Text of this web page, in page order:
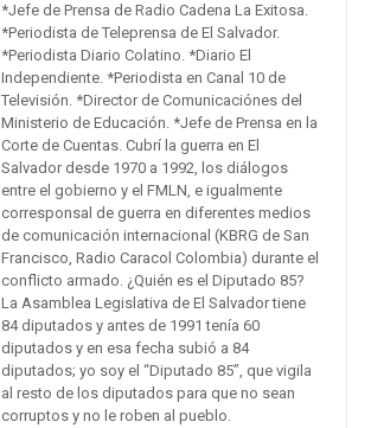
*Jefe de Prensa de Radio Cadena La Exitosa.
*Periodista de Teleprensa de El Salvador.
*Periodista Diario Colatino. *Diario El
Independiente. *Periodista en Canal 10 de
Televisión. *Director de Comunicaciónes del
Ministerio de Educación. *Jefe de Prensa en la
Corte de Cuentas. Cubrí la guerra en El
Salvador desde 1970 a 1992, los diálogos
entre el gobierno y el FMLN, e igualmente
corresponsal de guerra en diferentes medios
de comunicación internacional (KBRG de San
Francisco, Radio Caracol Colombia) durante el
conflicto armado. ¿Quién es el Diputado 85?
La Asamblea Legislativa de El Salvador tiene
84 diputados y antes de 1991 tenía 60
diputados y en esa fecha subió a 84
diputados; yo soy el “Diputado 85”, que vigila
al resto de los diputados para que no sean
corruptos y no le roben al pueblo.